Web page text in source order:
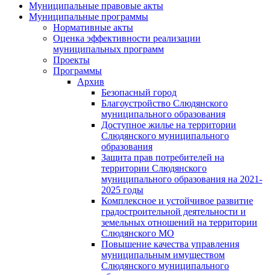
Муниципальные правовые акты
Муниципальные программы
Нормативные акты
Оценка эффективности реализации
муниципальных программ
Проекты
Программы
Архив
Безопасный город
Благоустройство Слюдянского
муниципального образования
Доступное жилье на территории
Слюдянского муниципального
образования
Защита прав потребителей на
территории Слюдянского
муниципального образования на 2021-
2025 годы
Комплексное и устойчивое развитие
градостроительной деятельности и
земельных отношений на территории
Слюдянского МО
Повышение качества управления
муниципальным имуществом
Слюдянского муниципального